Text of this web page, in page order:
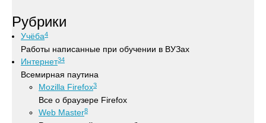
Рубрики
Учёба4
Работы написанные при обучении в ВУЗах
Интернет34
Всемирная паутина
Mozilla Firefox3
Все о браузере Firefox
Web Master8